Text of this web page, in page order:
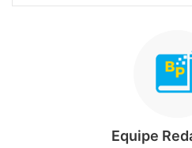
Equipe